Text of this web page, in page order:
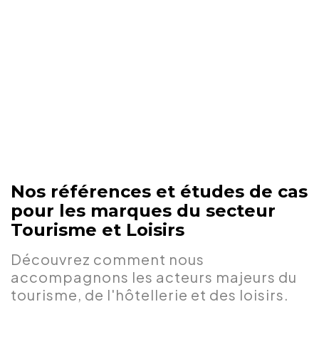
Découvrez comment nous
accompagnons les acteurs majeurs du
tourisme, de l'hôtellerie et des loisirs.
Nos références et études de cas
pour les marques du secteur
Tourisme et Loisirs